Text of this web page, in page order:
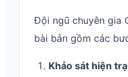
Đội ngũ chuyên gia
bài bản gồm các
Khảo sát hiện